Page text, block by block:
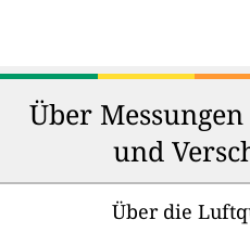
Über
und
Über die